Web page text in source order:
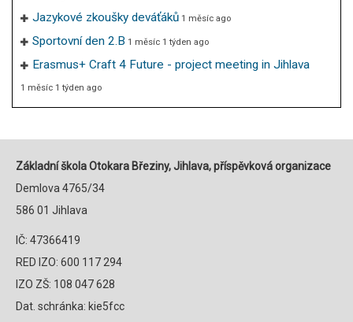
Jazykové zkoušky deváťáků 1 měsíc ago
Sportovní den 2.B 1 měsíc 1 týden ago
Erasmus+ Craft 4 Future - project meeting in Jihlava
1 měsíc 1 týden ago
Základní škola Otokara Březiny, Jihlava, příspěvková organizace
Demlova 4765/34
586 01 Jihlava
IČ: 47366419
RED IZO: 600 117 294
IZO ZŠ: 108 047 628
Dat. schránka: kie5fcc